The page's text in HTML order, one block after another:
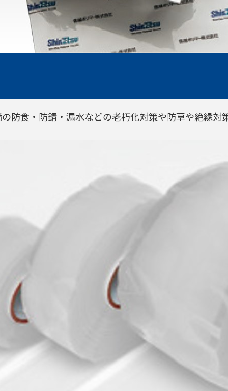
防食・防錆・漏水などの老朽化対策や防草や絶縁対